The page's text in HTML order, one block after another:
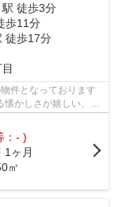
駅 徒歩3分
歩11分
徒歩17分
件となっております
懐かしさが嬉しい、レ
：- )
1ヶ月
㎡